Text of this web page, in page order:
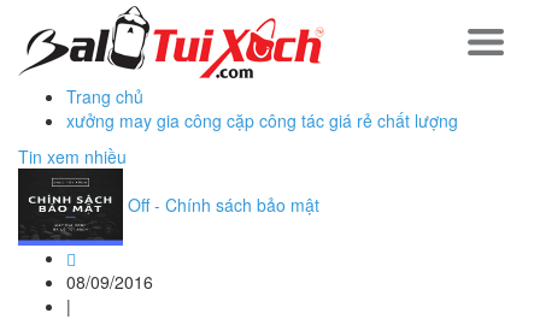
Trang chủ
xưởng may gia công cặp công tác giá rẻ chất lượng
Tin xem nhiều
Off - Chính sách bảo mật
08/09/2016
|